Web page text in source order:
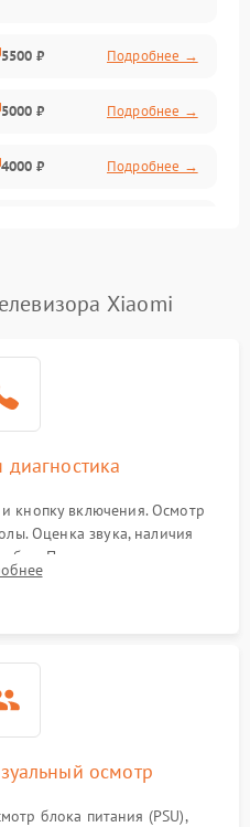
5500 ₽ Подробнее →
5000 ₽ Подробнее →
4000 ₽ Подробнее →
Xiaomi
кнопку включения. Осмотр
Оценка звука, наличия
Подключение тестовых
симптомов поломки.
осмотр
блока питания (PSU),